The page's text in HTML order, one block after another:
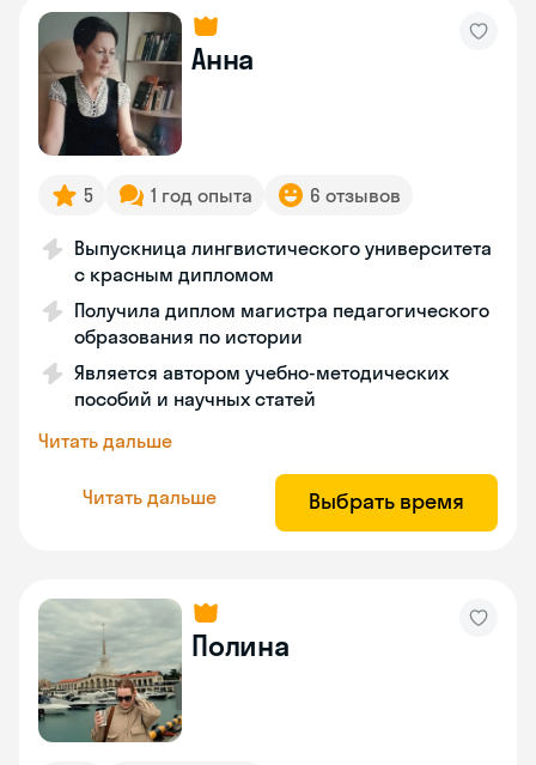
Анна
5 1 год опыта 6 отзывов
Выпускница лингвистического университета
с красным дипломом
Получила диплом магистра педагогического
образования по истории
Является автором учебно-методических
пособий и научных статей
Читать дальше
Читать дальше Выбрать время
Полина